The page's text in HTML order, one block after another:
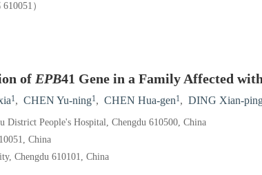
）
of EPB41 Gene in a Family Affected
1, CHEN Yu-ning1, CHEN Hua-gen1, DING Xian-
People's Hospital, Chengdu 610500, China
China
Chengdu 610101, China